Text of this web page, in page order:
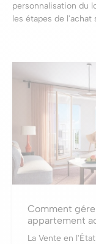
personnalisation du
les étapes de l'achat
Comment
appartement
La Vente en